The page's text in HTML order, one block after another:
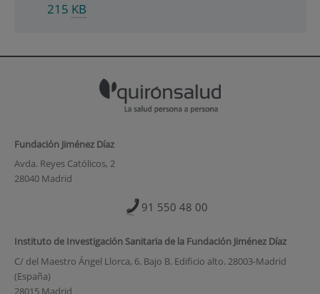
215 KB
Fundación Jiménez Díaz
Avda. Reyes Católicos, 2
28040 Madrid
91 550 48 00
Instituto de Investigación Sanitaria de la Fundación Jiménez Díaz
C/ del Maestro Ángel Llorca, 6. Bajo B. Edificio alto. 28003-Madrid
(España)
28015 Madrid